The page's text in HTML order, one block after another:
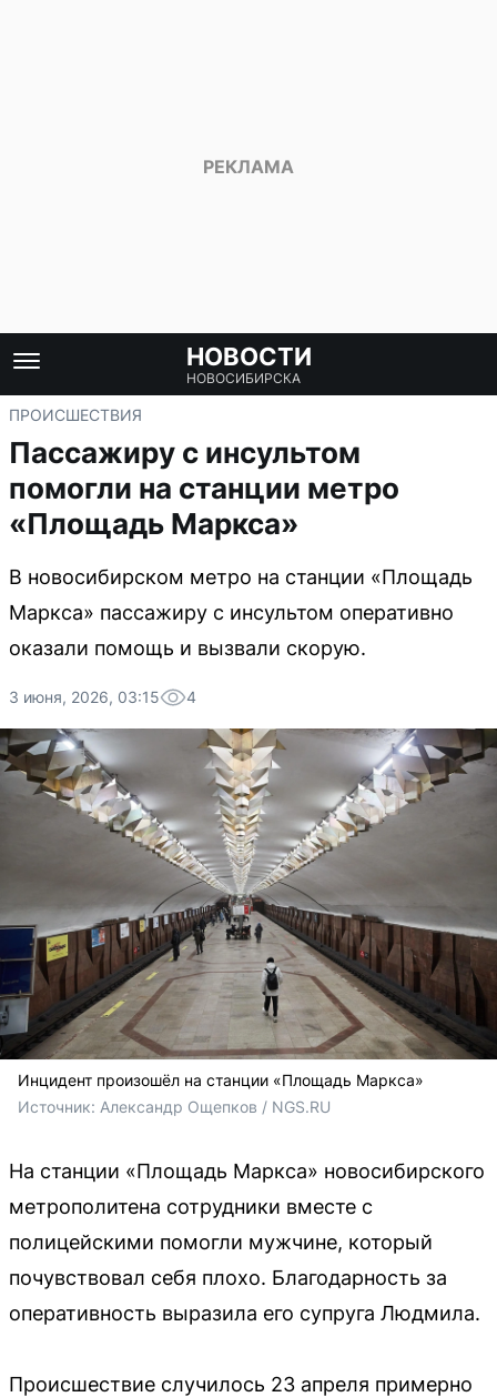
НОВОСТИ
НОВОСИБИРСКА
ПРОИСШЕСТВИЯ
Пассажиру с инсультом
помогли на станции метро
«Площадь Маркса»
В новосибирском метро на станции «Площадь
Маркса» пассажиру с инсультом оперативно
оказали помощь и вызвали скорую.
3 июня, 2026, 03:15 4
Инцидент произошёл на станции «Площадь Маркса»
Источник: Александр Ощепков / NGS.RU
На станции «Площадь Маркса» новосибирского
метрополитена сотрудники вместе с
полицейскими помогли мужчине, который
почувствовал себя плохо. Благодарность за
оперативность выразила его супруга Людмила.
Происшествие случилось 23 апреля примерно